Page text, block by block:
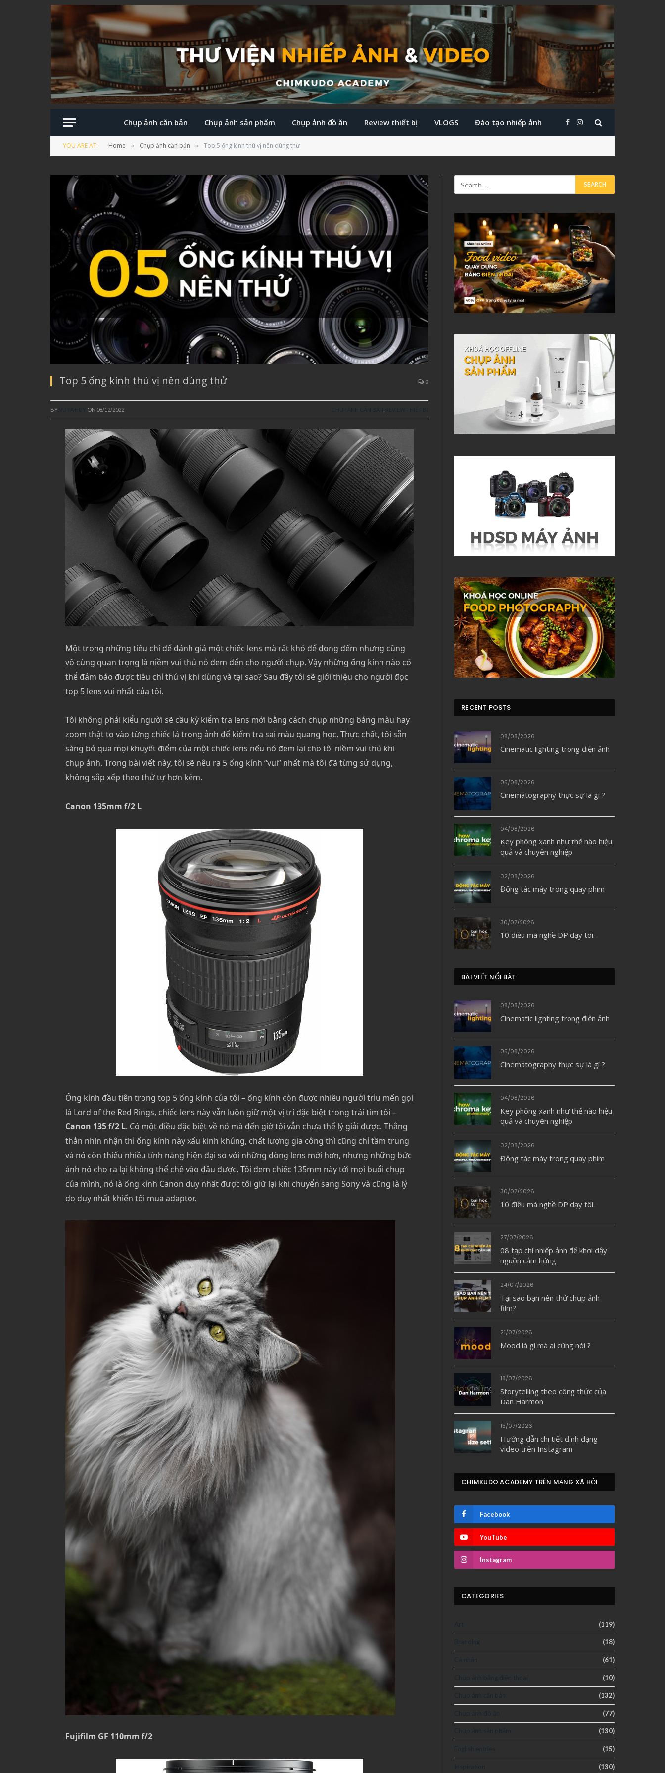
Chụp ảnh căn bản Chụp ảnh sản phẩm Chụp ảnh đồ ăn Review thiết bị VLOGS Đào tạo nhiếp ảnh Facebook
Instagram
YOU ARE AT: Home » Chụp ảnh căn bản » Top 5 ống kính thú vị nên dùng thử
Top 5 ống kính thú vị nên dùng thử 0
BY ON 06/12/2022
Một trong những tiêu chí để đánh giá một chiếc lens mà rất khó để đong đếm nhưng cũng
vô cùng quan trọng là niềm vui thú nó đem đến cho người chụp. Vậy những ống kính nào có
thể đảm bảo được tiêu chí thú vị khi dùng và tại sao? Sau đây tôi sẽ giới thiệu cho người đọc
top 5 lens vui nhất của tôi.
Tôi không phải kiểu người sẽ cầu kỳ kiểm tra lens mới bằng cách chụp những bảng màu hay
zoom thật to vào từng chiếc lá trong ảnh để kiểm tra sai màu quang học. Thực chất, tôi sẵn
sàng bỏ qua mọi khuyết điểm của một chiếc lens nếu nó đem lại cho tôi niềm vui thú khi
chụp ảnh. Trong bài viết này, tôi sẽ nêu ra 5 ống kính “vui” nhất mà tôi đã từng sử dụng,
không sắp xếp theo thứ tự hơn kém.
Canon 135mm f/2 L
Ống kính đầu tiên trong top 5 ống kính của tôi – ống kính còn được nhiều người trìu mến gọi
là Lord of the Red Rings, chiếc lens này vẫn luôn giữ một vị trí đặc biệt trong trái tim tôi –
Canon 135 f/2 L. Có một điều đặc biệt về nó mà đến giờ tôi vẫn chưa thể lý giải được. Thẳng
thắn nhìn nhận thì ống kính này xấu kinh khủng, chất lượng gia công thì cũng chỉ tầm trung
và nó còn thiếu nhiều tính năng hiện đại so với những dòng lens mới hơn, nhưng những bức
ảnh nó cho ra lại không thể chê vào đâu được. Tôi đem chiếc 135mm này tới mọi buổi chụp
của mình, nó là ống kính Canon duy nhất được tôi giữ lại khi chuyển sang Sony và cũng là lý
do duy nhất khiến tôi mua adaptor.
Fujifilm GF 110mm f/2
RECENT POSTS
08/08/2026
Cinematic lighting trong điện ảnh
05/08/2026
Cinematography thực sự là gì ?
04/08/2026
Key phông xanh như thế nào hiệu
quả và chuyên nghiệp
02/08/2026
Động tác máy trong quay phim
30/07/2026
10 điều mà nghề DP dạy tôi.
BÀI VIẾT NỔI BẬT
08/08/2026
Cinematic lighting trong điện ảnh
05/08/2026
Cinematography thực sự là gì ?
04/08/2026
Key phông xanh như thế nào hiệu
quả và chuyên nghiệp
02/08/2026
Động tác máy trong quay phim
30/07/2026
10 điều mà nghề DP dạy tôi.
27/07/2026
08 tạp chí nhiếp ảnh để khơi dậy
nguồn cảm hứng
24/07/2026
Tại sao bạn nên thử chụp ảnh
film?
21/07/2026
Mood là gì mà ai cũng nói ?
18/07/2026
Storytelling theo công thức của
Dan Harmon
15/07/2026
Hướng dẫn chi tiết định dạng
video trên Instagram
CHIMKUDO ACADEMY TRÊN MẠNG XÃ HỘI
Facebook
YouTube
Instagram
CATEGORIES
(119)
(18)
(61)
(10)
(132)
(77)
(130)
(15)
(130)